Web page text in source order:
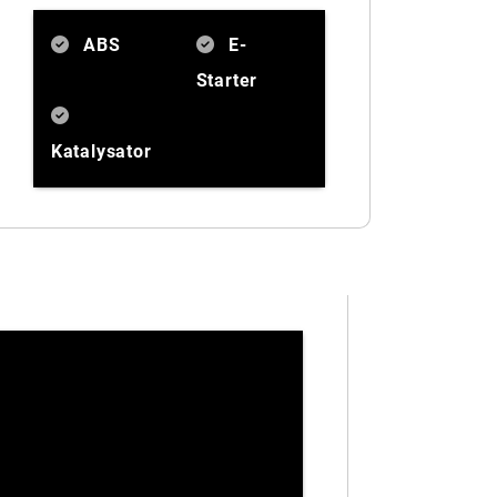
ABS
E-
Starter
Katalysator